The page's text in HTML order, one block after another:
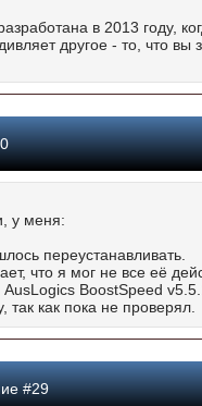
в 2013 году,
другое - то, что вы
у меня:
переустанавливать.
что я мог не все её
BoostSpeed
как пока не проверял.
#29